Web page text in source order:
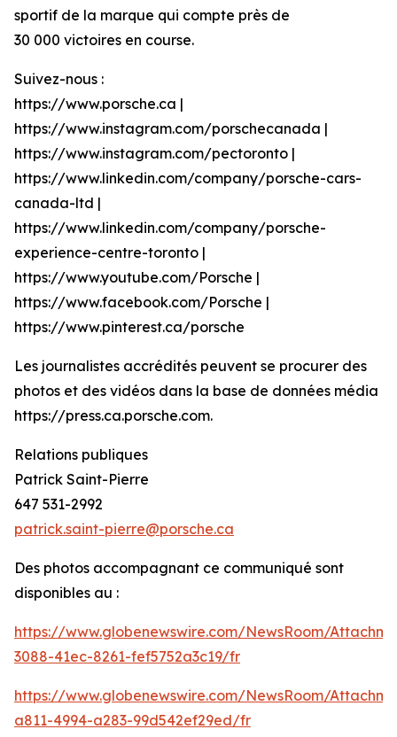
sportif de la marque qui compte près de
30 000 victoires en course.
Suivez-nous :
https://www.porsche.ca |
https://www.instagram.com/porschecanada |
https://www.instagram.com/pectoronto |
https://www.linkedin.com/company/porsche-cars-
canada-ltd |
https://www.linkedin.com/company/porsche-
experience-centre-toronto |
https://www.youtube.com/Porsche |
https://www.facebook.com/Porsche |
https://www.pinterest.ca/porsche
Les journalistes accrédités peuvent se procurer des
photos et des vidéos dans la base de données média
https://press.ca.porsche.com.
Relations publiques
Patrick Saint-Pierre
647 531-2992
patrick.saint-pierre@porsche.ca
Des photos accompagnant ce communiqué sont
disponibles au :
https://www.globenewswire.com/NewsRoom/
3088-41ec-8261-fef5752a3c19/fr
https://www.globenewswire.com/NewsRoom/
a811-4994-a283-99d542ef29ed/fr